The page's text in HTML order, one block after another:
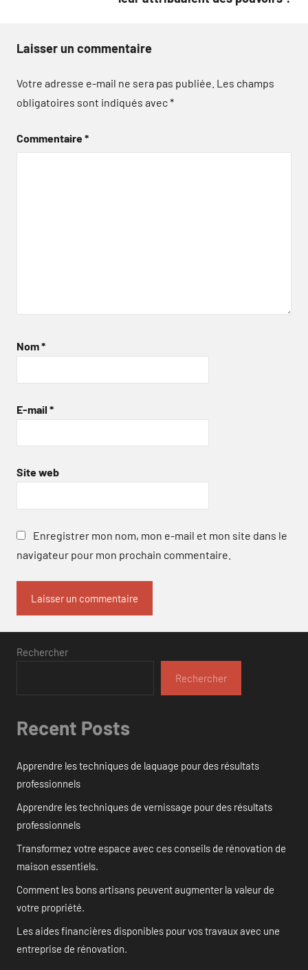
Laisser un commentaire
Votre adresse e-mail ne sera pas publiée. Les champs
obligatoires sont indiqués avec*
Commentaire*
Nom*
E-mail *
Site web
Enregistrer mon nom, mon e-mail et mon site dans le
navigateur pour mon prochain commentaire.
Rechercher
Rechercher
Recent Posts
Apprendre les techniques de laquage pour des résultats
professionnels
Apprendre les techniques de vernissage pour des résultats
professionnels
Transformez votre espace avec ces conseils de rénovation de
maison essentiels.
Comment les bons artisans peuvent augmenter la valeur de
votre propriété.
Les aides financières disponibles pour vos travaux avec une
entreprise de rénovation.